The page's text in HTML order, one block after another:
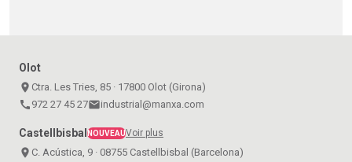
Olot
place Ctra. Les Tries, 85 · 17800 Olot (Girona)
call 972 27 45 27emailindustrial@manxa.com
Castellbisbal NOUVEAUVoir plus
place C. Acústica, 9 · 08755 Castellbisbal (Barcelona)